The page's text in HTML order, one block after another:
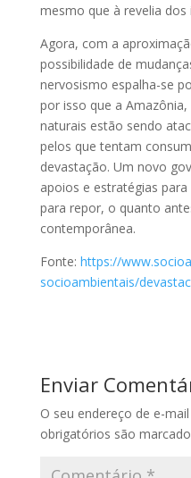
mesmo que à revelia
Agora, com a
possibilidade de
nervosismo espalha-se
por isso que a
naturais estão sendo
pelos que tentam
devastação. Um novo
apoios e estratégias
para repor, o quanto
contemporânea.
Fonte: https://
socioambientais/
Enviar
O seu endereço de e-
obrigatórios são